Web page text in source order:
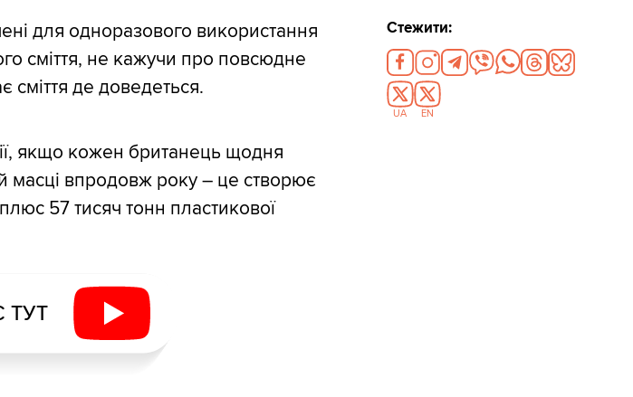
для одноразового використання
сміття, не кажучи про повсюдне
сміття де доведеться.
якщо кожен британець щодня
масці впродовж року – це створює
57 тисяч тонн пластикової
ТУТ
Стежити:
UA EN